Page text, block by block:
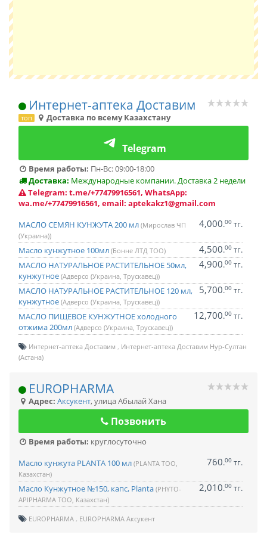
Интернет-аптека Доставим
топ Доставка по всему Казахстану
Telegram
Время работы: Пн-Вс: 09:00-18:00
Доставка: Международные компании. Доставка 2 недели
Telegram: t.me/+77479916561, WhatsApp:
wa.me/+77479916561, email: aptekakz1@gmail.com
МАСЛО СЕМЯН КУНЖУТА 200 мл (Мирослав ЧП
(Украина))
4,000.00 тг.
Масло кунжутное 100мл (Бонне ЛТД ТОО) 4,500.00 тг.
МАСЛО НАТУРАЛЬНОЕ РАСТИТЕЛЬНОЕ 50мл,
кунжутное (Адверсо (Украина, Трускавец))
4,900.00 тг.
МАСЛО НАТУРАЛЬНОЕ РАСТИТЕЛЬНОЕ 120 мл,
кунжутное (Адверсо (Украина, Трускавец))
5,700.00 тг.
МАСЛО ПИЩЕВОЕ КУНЖУТНОЕ холодного
отжима 200мл (Адверсо (Украина, Трускавец))
12,700.00 тг.
Интернет-аптека Доставим
Интернет-аптека Доставим Нур-Султан
(Астана)
EUROPHARMA
Адрес: Аксукент,улица Абылай Хана
Позвонить
Время работы: круглосуточно
Масло кунжута PLANTA 100 мл (PLANTA ТОО,
Казахстан)
760.00 тг.
Масло Кунжутное №150, капс, Planta (PHYTO-
APIPHARMA ТОО, Казахстан)
2,010.00 тг.
EUROPHARMA EUROPHARMA Аксукент